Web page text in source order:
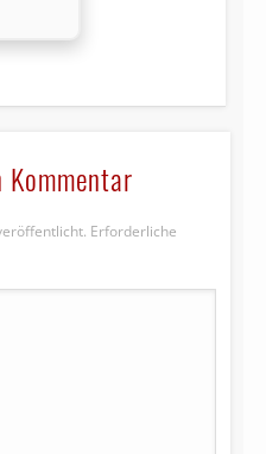
Kommentar
Erforderliche